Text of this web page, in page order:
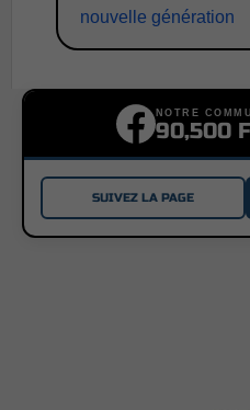
nouvelle génération
NOTRE
90,500
SUIVEZ LA PAGE